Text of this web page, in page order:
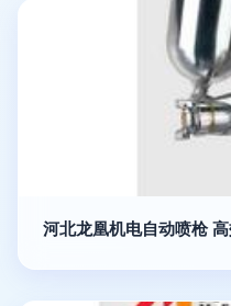
河北龙凰机电自动喷枪